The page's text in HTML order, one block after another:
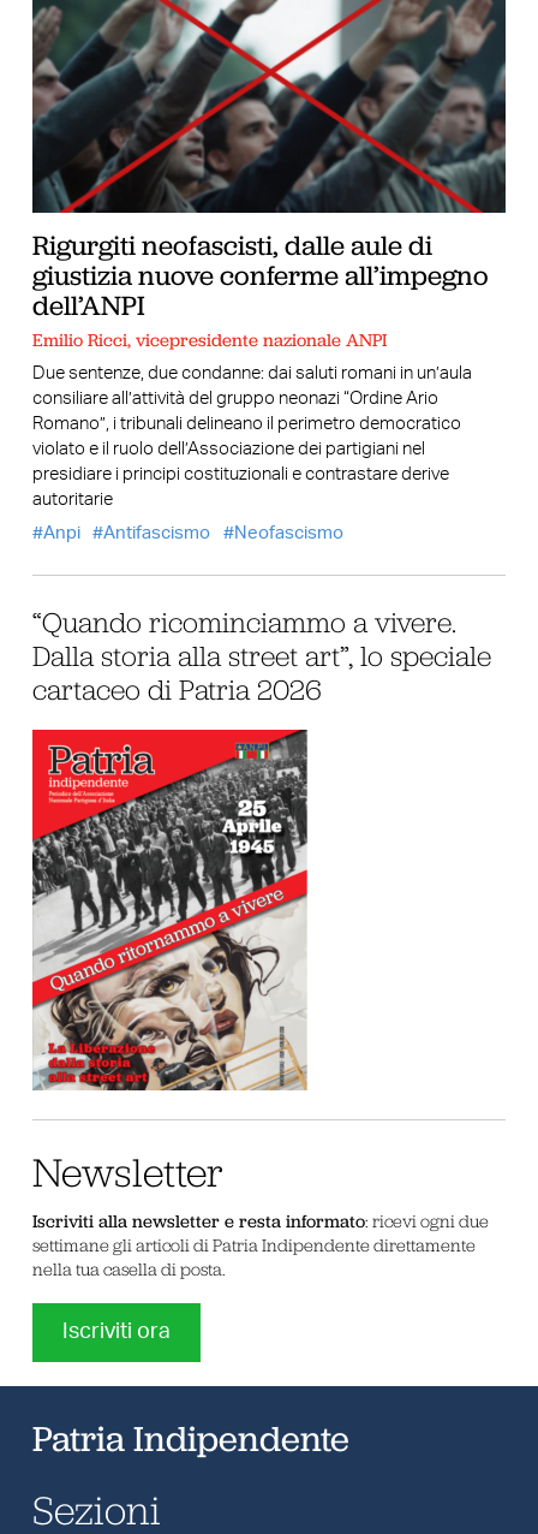
Rigurgiti neofascisti, dalle aule di
giustizia nuove conferme all’impegno
dell’ANPI
Emilio Ricci, vicepresidente nazionale ANPI
Due sentenze, due condanne: dai saluti romani in un’aula
consiliare all’attività del gruppo neonazi “Ordine Ario
Romano”, i tribunali delineano il perimetro democratico
violato e il ruolo dell’Associazione dei partigiani nel
presidiare i principi costituzionali e contrastare derive
autoritarie
Anpi
Antifascismo Neofascismo
“Quando ricominciammo a vivere.
Dalla storia alla street art”, lo speciale
cartaceo di Patria 2026
Newsletter
Iscriviti alla newsletter e resta informato: ricevi ogni due
settimane gli articoli di Patria Indipendente direttamente
nella tua casella di posta.
Iscriviti ora
Patria Indipendente
Sezioni